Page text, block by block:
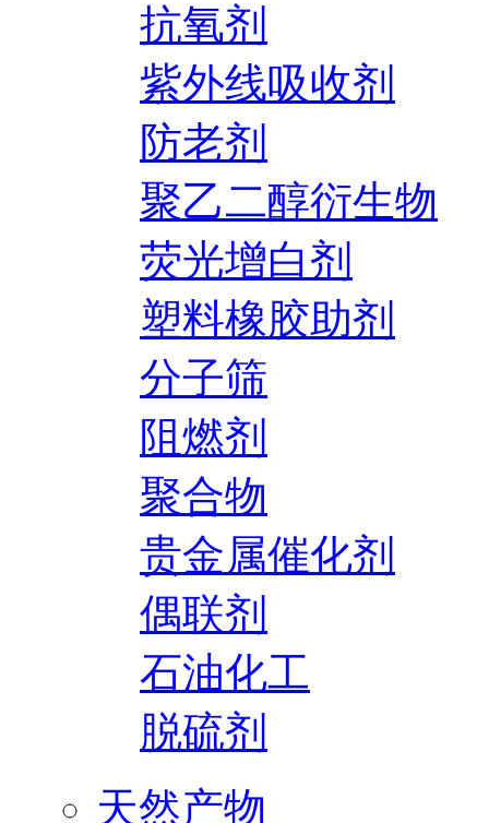
抗氧剂
紫外线吸收剂
防老剂
聚乙二醇衍生物
荧光增白剂
塑料橡胶助剂
分子筛
阻燃剂
聚合物
贵金属催化剂
偶联剂
石油化工
脱硫剂
天然产物